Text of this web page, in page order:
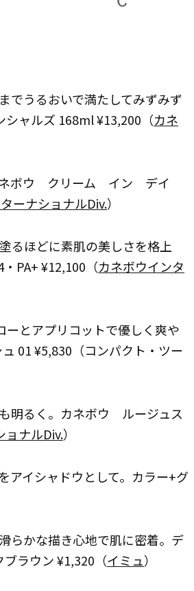
でうるおいで満たしてみずみず
ャルズ 168ml ¥13,200（カネ
ネボウ クリーム イン デイ
ーナショナルDiv.）
るほどに素肌の美しさを格上
PA+ ¥12,100（カネボウインタ
とアプリコットで優しく爽や
01 ¥5,830（コンパクト・ツー
明るく。カネボウ ルージュス
ョナルDiv.）
アイシャドウとして。カラー+グ
らかな描き心地で肌に密着。デ
ブラウン ¥1,320（イミュ）